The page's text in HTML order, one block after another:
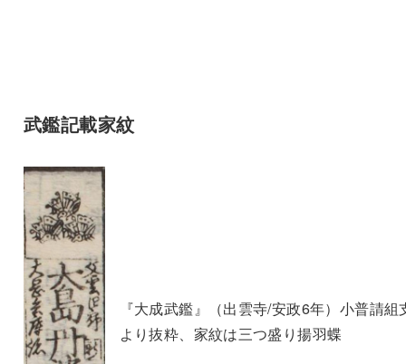
武鑑記載家紋
『大成武鑑』（出雲寺/安政6年）小普請組
より抜粋、家紋は三つ盛り揚羽蝶